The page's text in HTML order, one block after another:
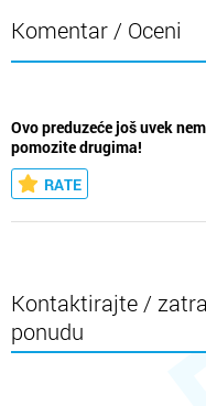
Komentar / Oceni
Ovo preduzeće još uvek
pomozite drugima!
RATE
Kontaktirajte /
ponudu